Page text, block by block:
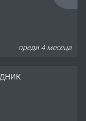
преди 4 месеца